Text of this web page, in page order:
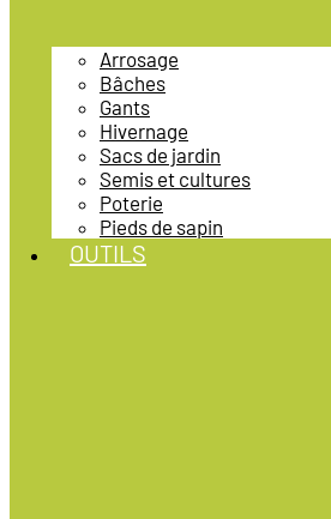
Arrosage
Bâches
Gants
Hivernage
Sacs de jardin
Semis et cultures
Poterie
Pieds de sapin
OUTILS